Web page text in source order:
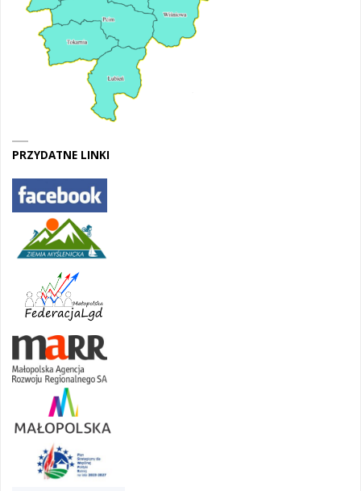
PRZYDATNE LINKI